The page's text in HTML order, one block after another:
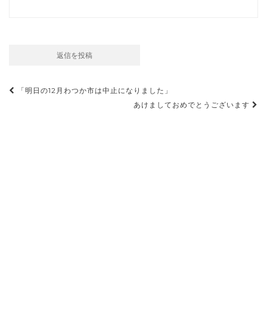
投「明日の12月わつか市は中止になりました」
あけましておめでとうございます